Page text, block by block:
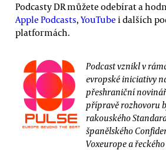
Podcasty DR můžete odebírat a
Apple Podcasts, YouTube i dalších
platformách.
Podcast vznikl v
evropské iniciativy
přeshraniční
přípravě rozhovoru
rakouského
španělského
Voxeurope a řeckého